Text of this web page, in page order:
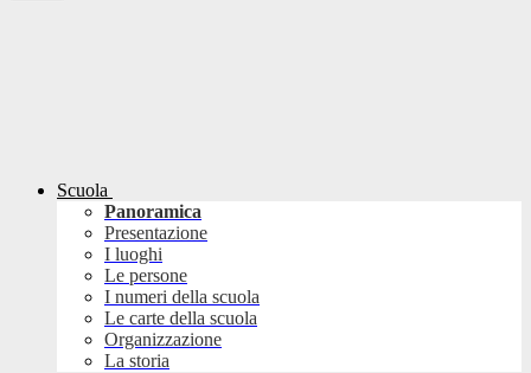
Scuola
Panoramica
Presentazione
I luoghi
Le persone
I numeri della scuola
Le carte della scuola
Organizzazione
La storia